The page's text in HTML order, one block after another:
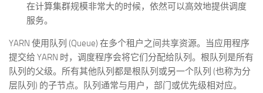
在计算集群规模非常大的时候，依然可以高效地提供调度
服务。
YARN 使用队列 (Queue) 在多个租户之间共享资源。当应用程序
提交给 YARN 时，调度程序会将它们分配给队列。根队列是所有
队列的父级。所有其他队列都是根队列或另一个队列 (也称为分
层队列) 的子节点。队列通常与用户，部门或优先级相对应。